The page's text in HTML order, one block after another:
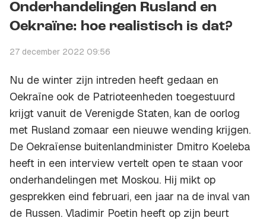
Onderhandelingen Rusland en
Oekraïne: hoe realistisch is dat?
27 december 2022 09:56
Nu de winter zijn intreden heeft gedaan en
Oekraïne ook de Patrioteenheden toegestuurd
krijgt vanuit de Verenigde Staten, kan de oorlog
met Rusland zomaar een nieuwe wending krijgen.
De Oekraïense buitenlandminister Dmitro Koeleba
heeft in een interview vertelt open te staan voor
onderhandelingen met Moskou. Hij mikt op
gesprekken eind februari, een jaar na de inval van
de Russen. Vladimir Poetin heeft op zijn beurt